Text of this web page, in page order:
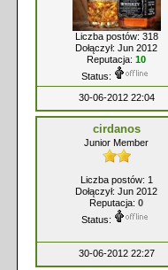
Liczba postów: 318
Dołączył: Jun 2012
Reputacja: 10
Status:
30-06-2012 22:04
cirdanos
Junior Member
Liczba postów: 1
Dołączył: Jun 2012
Reputacja: 0
Status:
30-06-2012 22:27